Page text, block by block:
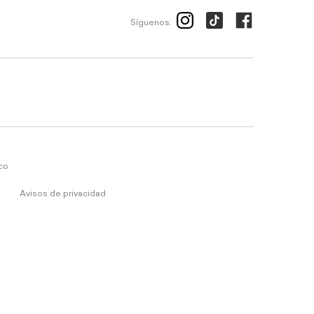
Síguenos:
Avisos de privacidad